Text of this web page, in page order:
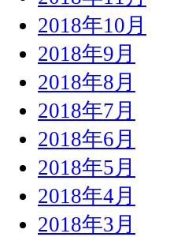
2018年10月
2018年9月
2018年8月
2018年7月
2018年6月
2018年5月
2018年4月
2018年3月